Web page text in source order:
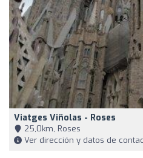
Viatges Viñolas - Roses
25,0km, Roses
Ver dirección y datos de